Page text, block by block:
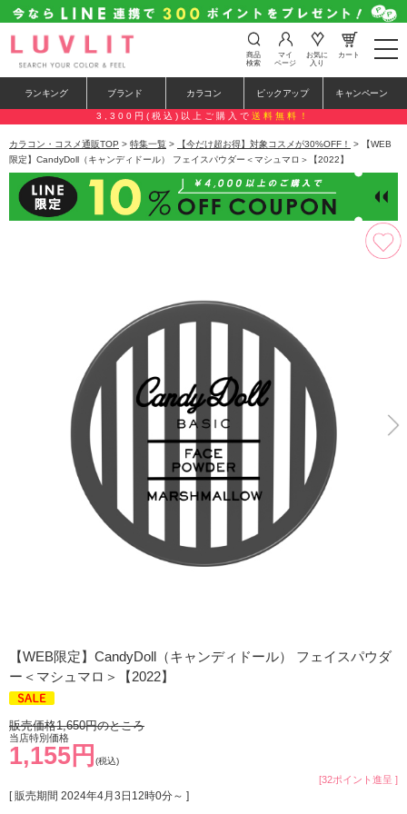
t
o
e
n
a
a
i
o
n
商品
検索
マイ
ページ
お気に
入り
カート
ランキング ブランド カラコン ピックアップ キャンペーン
3,300円(税込)以上ご購入で 送料無料！
カラコン・コスメ通販TOP > 特集一覧 > 【今だけ超お得】対象コスメが30%OFF！
> 【WEB
限定】CandyDoll（キャンディドール） フェイスパウダー＜マシュマロ＞【2022】
【WEB限定】CandyDoll（キャンディドール） フェイスパウダ
ー＜マシュマロ＞【2022】
販売価格1,650円のところ
当店特別価格
1,155円 (税込)
[32ポイント進呈 ]
[ 販売期間 2024年4月3日12時0分～ ]